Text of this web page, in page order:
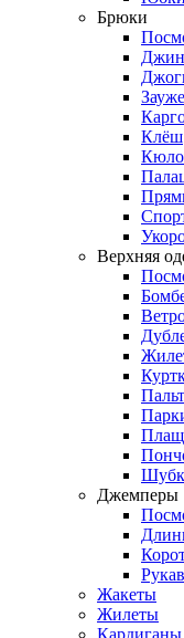
Брюки
Клёш
Верхняя
Джемперы
Жакеты
Жилеты
Кардиганы